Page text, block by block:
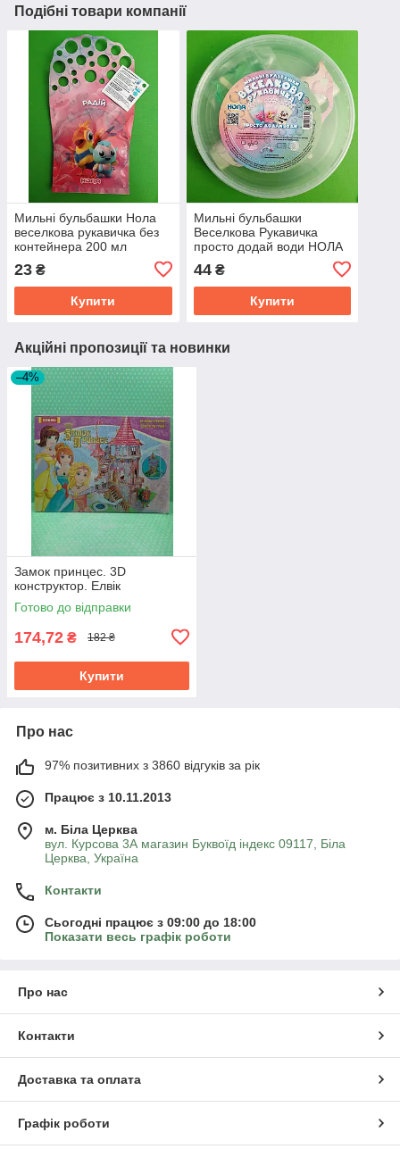
Подібні товари компанії
Мильні бульбашки Нола
веселкова рукавичка без
контейнера 200 мл
23 ₴
Купити
Мильні бульбашки
Веселкова Рукавичка
просто додай води НОЛА
44₴
Купити
Акційні пропозиції та новинки
–4%
Замок принцес. 3D
конструктор. Елвік
Готово до відправки
174,72 ₴ 182 ₴
Купити
Про нас
97% позитивних з 3860 відгуків за рік
Працює з 10.11.2013
м. Біла Церква
вул. Курсова 3А магазин Буквоїд індекс 09117, Біла
Церква, Україна
Контакти
Сьогодні працює з 09:00 до 18:00
Показати весь графік роботи
Про нас
Контакти
Доставка та оплата
Графік роботи